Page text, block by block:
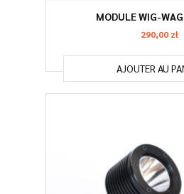
MODULE WIG-
290,00 zł
AJOUTER AU